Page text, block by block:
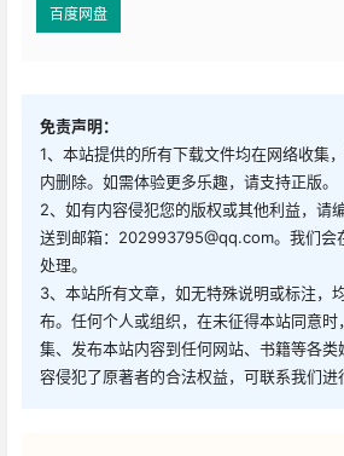
百度网盘
免责声明：
1、本站提供的所有下载文件均在网络收集
内删除。如需体验更多乐趣，请支持正版。
2、如有内容侵犯您的版权或其他利益，请
送到邮箱：202993795@qq.com。我们会
处理。
3、本站所有文章，如无特殊说明或标注，
布。任何个人或组织，在未征得本站同意
集、发布本站内容到任何网站、书籍等各类
容侵犯了原著者的合法权益，可联系我们进